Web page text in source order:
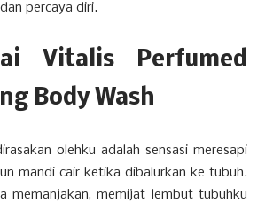
percaya diri.
Vitalis Perfumed
Body Wash
olehku adalah sensasi meresapi
mandi cair ketika dibalurkan ke tubuh.
memanjakan, memijat lembut tubuhku